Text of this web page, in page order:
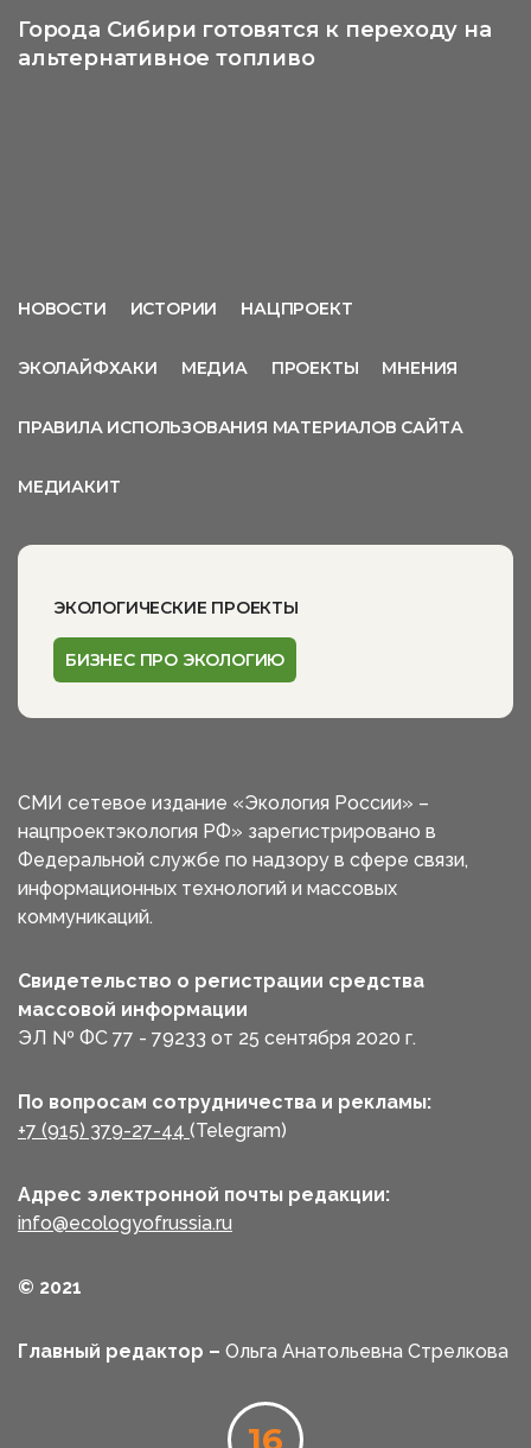
Города Сибири готовятся к переходу на
альтернативное топливо
НОВОСТИ ИСТОРИИ НАЦПРОЕКТ
ЭКОЛАЙФХАКИ МЕДИА ПРОЕКТЫ МНЕНИЯ
ПРАВИЛА ИСПОЛЬЗОВАНИЯ МАТЕРИАЛОВ САЙТА
МЕДИАКИТ
ЭКОЛОГИЧЕСКИЕ ПРОЕКТЫ
БИЗНЕС ПРО ЭКОЛОГИЮ
СМИ сетевое издание «Экология России» –
нацпроектэкология РФ» зарегистрировано в
Федеральной службе по надзору в сфере связи,
информационных технологий и массовых
коммуникаций.
Свидетельство о регистрации средства
массовой информации
ЭЛ № ФС 77 - 79233 от 25 сентября 2020 г.
По вопросам сотрудничества и рекламы:
+7 (915) 379-27-44 (Telegram)
Адрес электронной почты редакции:
info@ecologyofrussia.ru
© 2021
Главный редактор – Ольга Анатольевна Стрелкова
16